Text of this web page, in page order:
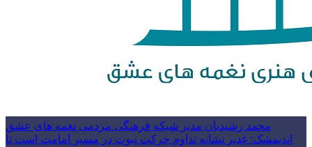
محمد رشیدیان مدیر شبکه فرهنگی مردمی نغمه های عشق
اندیمشک: غدیر نشانه تداوم حرکت نبوت در مسیر امامت است تا